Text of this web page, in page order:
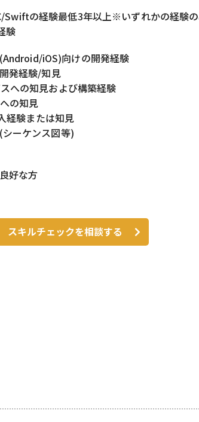
の経験最低3年以上※いずれかの経験
験
iOS)向けの開発経験
発経験/知見
への知見および構築経験
の知見
経験または知見
ーケンス図等)
好な方
スキルチェックを相談する